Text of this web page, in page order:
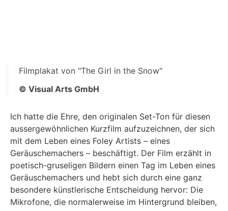
Filmplakat von "The Girl in the Snow"
© Visual Arts GmbH
Ich hatte die Ehre, den originalen Set-Ton für diesen
aussergewöhnlichen Kurzfilm aufzuzeichnen, der sich
mit dem Leben eines Foley Artists – eines
Geräuschemachers – beschäftigt. Der Film erzählt in
poetisch-gruseligen Bildern einen Tag im Leben eines
Geräuschemachers und hebt sich durch eine ganz
besondere künstlerische Entscheidung hervor: Die
Mikrofone, die normalerweise im Hintergrund bleiben,